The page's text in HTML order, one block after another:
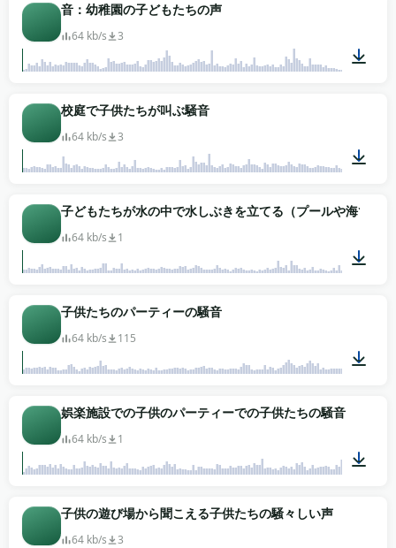
音：幼稚園の子どもたちの声
64 kb/s 3
校庭で子供たちが叫ぶ騒音
64 kb/s 3
00:42
子どもたちが水の中で水しぶきを立てる（プールや海で）
64 kb/s 1
子供たちのパーティーの騒音
64 kb/s 115
00:25
娯楽施設での子供のパーティーでの子供たちの騒音
64 kb/s 1
子供の遊び場から聞こえる子供たちの騒々しい声
64 kb/s 3